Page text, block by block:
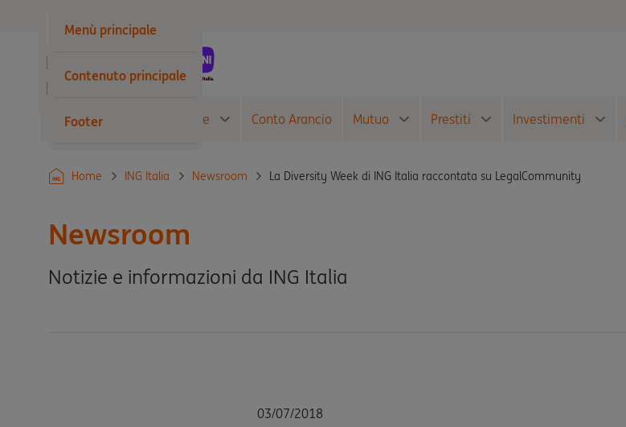
Menù principale
Contenuto principale
Footer
Privati
Wholesale
Conto Corrente Carte Conto Arancio Mutuo Prestiti Investimenti
Home ING Italia Newsroom La Diversity Week di ING Italia raccontata su LegalCommunity
Newsroom
Notizie e informazioni da ING Italia
03/07/2018